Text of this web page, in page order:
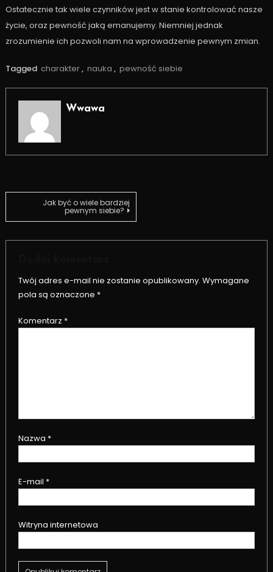
Ostatecznie tak wiele czynników jest w stanie kontrolować nasze
życie, oraz pewność jaką emanujemy. Niemniej jednak
zrozumienie ich pozwoli nam na wprowadzenie pewnym zmian.
Tagged charakter, nauka , pewność siebie
Wwawa
Nawigacja
Jak być o wiele bardziej
pewnym siebie?
Twój adres e-mail nie zostanie opublikowany. Wymagane
pola są oznaczone *
Komentarz *
Nazwa *
E-mail *
Witryna internetowa